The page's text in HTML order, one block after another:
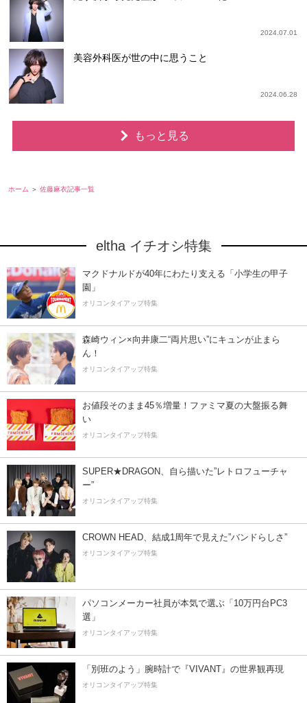
2024.07.01
美容外科医が世の中に思うこと
2024.06.28
もっと見る
ホーム 佐藤麻衣記事一覧
eltha イチオシ特集
マクドナルドが40年にわたり支える「小学生の甲子
園」
オリコンタイアップ特集
森崎ウィン×向井康二“両片思い”にキュンが止まら
ん！
オリコンタイアップ特集
お値段そのまま45％増量！ファミマ夏の大盤振る舞
い
オリコンタイアップ特集
SUPER★DRAGON、自ら描いた”レトロフューチャ
ー”
オリコンタイアップ特集
CROWN HEAD、結成1周年で見えた”バンドらしさ”
オリコンタイアップ特集
パソコンメーカー社員が本気で選ぶ「10万円台PC3
選」
オリコンタイアップ特集
「別班のよう」腕時計で『VIVANT』の世界観再現
オリコンタイアップ特集